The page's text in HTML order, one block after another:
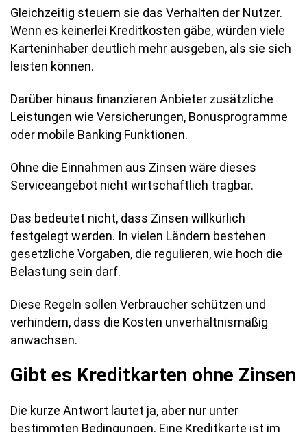
Gleichzeitig steuern sie das Verhalten der Nutzer.
Wenn es keinerlei Kreditkosten gäbe, würden viele
Karteninhaber deutlich mehr ausgeben, als sie sich
leisten können.
Darüber hinaus finanzieren Anbieter zusätzliche
Leistungen wie Versicherungen, Bonusprogramme
oder mobile Banking Funktionen.
Ohne die Einnahmen aus Zinsen wäre dieses
Serviceangebot nicht wirtschaftlich tragbar.
Das bedeutet nicht, dass Zinsen willkürlich
festgelegt werden. In vielen Ländern bestehen
gesetzliche Vorgaben, die regulieren, wie hoch die
Belastung sein darf.
Diese Regeln sollen Verbraucher schützen und
verhindern, dass die Kosten unverhältnismäßig
anwachsen.
Gibt es Kreditkarten ohne Zinsen
Die kurze Antwort lautet ja, aber nur unter
bestimmten Bedingungen. Eine Kreditkarte ist im